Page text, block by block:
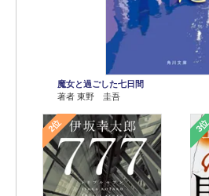
魔女と過ごした七日間
著者 東野 圭吾
2位 3